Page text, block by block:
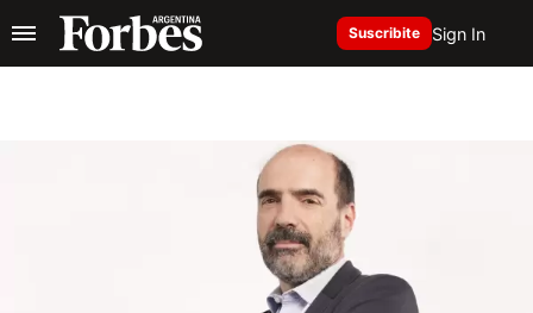
Suscribite Sign In